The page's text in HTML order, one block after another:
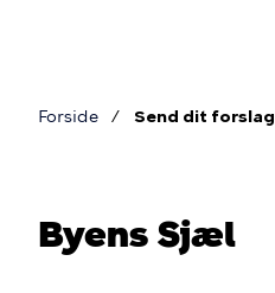
Forside Send dit forslag
Byens Sjæl